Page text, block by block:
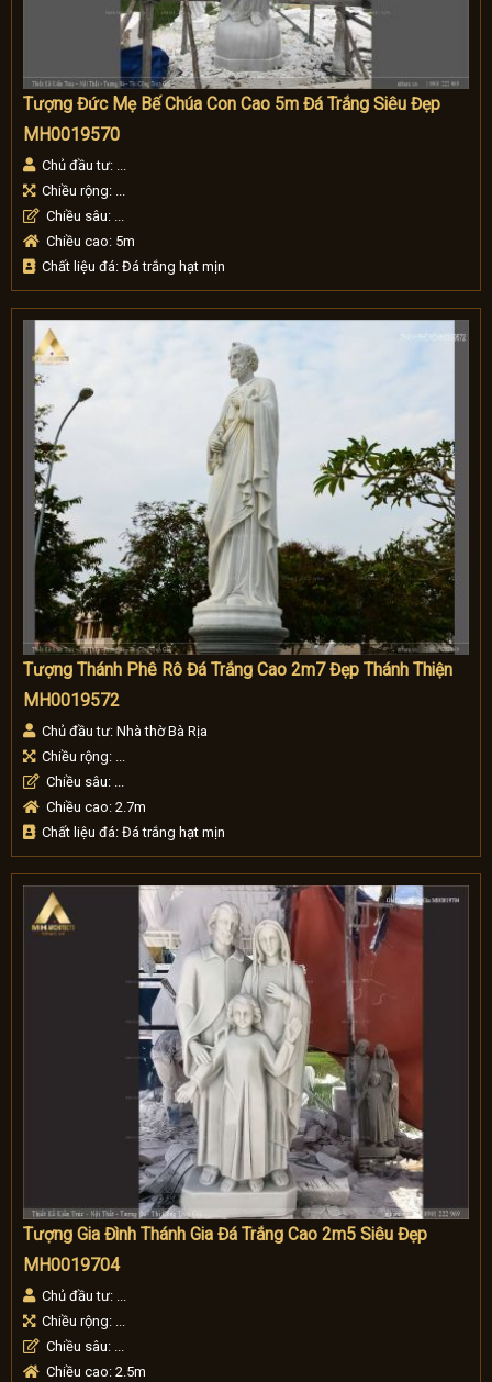
Tượng Đức Mẹ Bế Chúa Con Cao 5m Đá Trắng Siêu Đẹp
MH0019570
Chủ đầu tư: ...
Chiều rộng: ...
Chiều sâu: ...
Chiều cao: 5m
Chất liệu đá: Đá trắng hạt mịn
Tượng Thánh Phê Rô Đá Trắng Cao 2m7 Đẹp Thánh Thiện
MH0019572
Chủ đầu tư: Nhà thờ Bà Rịa
Chiều rộng: ...
Chiều sâu: ...
Chiều cao: 2.7m
Chất liệu đá: Đá trắng hạt mịn
Tượng Gia Đình Thánh Gia Đá Trắng Cao 2m5 Siêu Đẹp
MH0019704
Chủ đầu tư: ...
Chiều rộng: ...
Chiều sâu: ...
Chiều cao: 2.5m